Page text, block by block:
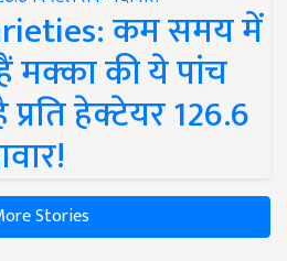
कम समय में
मक्का की ये पांच
हेक्टेयर 126.6
Stories